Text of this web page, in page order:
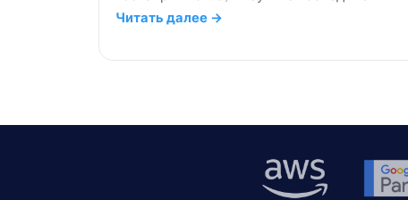
тренды для улучшения впечатлений
Читать далее →